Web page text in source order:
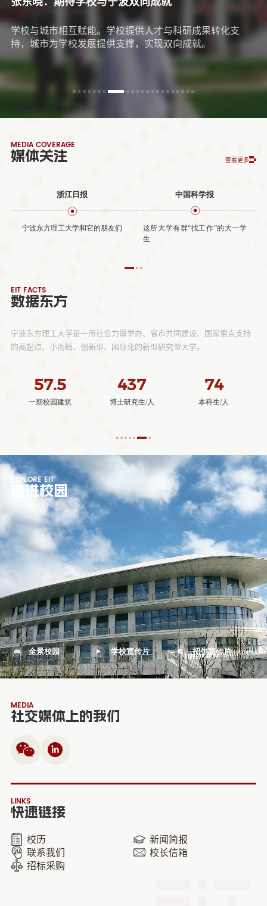
学校与城市相互赋能。学校提供人才与科研成果转化支
持，城市为学校发展提供支撑，实现双向成就。
MEDIA COVERAGE
媒体关注 查看更多
浙江日报
宁波东方理工大学和它的朋友们
中国科学报
这所大学有群“找工作”的大一学
生
EIT FACTS
数据东方
宁波东方理工大学是一所社会力量举办、省市共同建设、国家重点支持
的高起点、小而精、创新型、国际化的新型研究型大学。
437
博士研究生/人 本科生/人 发表Science论文
EXPLORE EIT
走进校园
全景校园 学校宣传片 招生宣传片
MEDIA
社交媒体上的我们
LINKS
快速链接
校历
新闻简报
联系我们
校长信箱
招标采购